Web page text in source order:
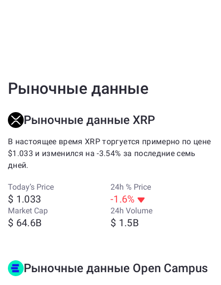
Рыночные данные
Рыночные данные XRP
В настоящее время XRP торгуется примерно по цене
$1.033 и изменился на -3.54% за последние семь
дней.
Today’s Price
$ 1.033
24h % Price
-1.6%
Market Cap
$ 64.6B
24h Volume
$ 1.5B
Рыночные данные Open Campus